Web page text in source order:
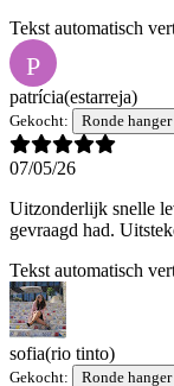
Tekst automatisch
P
patrícia(estarreja)
Gekocht: Ronde
07/05/26
Uitzonderlijk snelle
gevraagd had.
Tekst automatisch
sofia(rio tinto)
Gekocht: Ronde